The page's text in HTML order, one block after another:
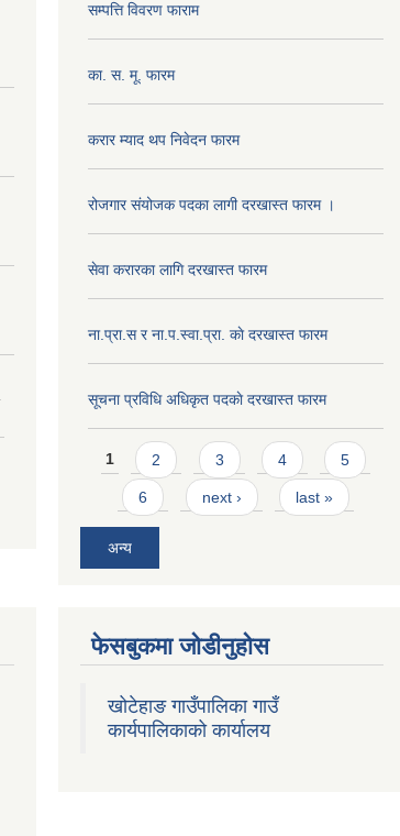
सम्पत्ति विवरण फाराम
का. स. मू. फारम
करार म्याद थप निवेदन फारम
रोजगार संयोजक पदका लागी दरखास्त फारम ।
सेवा करारका लागि दरखास्त फारम
ना‍.प्रा.स र ना.प.स्वा.प्रा. काे दरखास्त फारम
सूचना प्रविधि अधिकृत पदकाे दरखास्त फारम
Pages
1 2 3 4 5
6 next › last »
अन्य
फेसबुकमा जोडीनुहोस
खोटेहाङ गाउँपालिका गाउँ
कार्यपालिकाको कार्यालय